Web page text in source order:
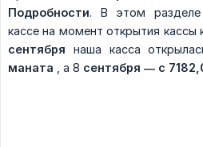
Подробности. В этом
кассе на момент открытия кассы
сентября наша касса
маната , а 8 сентября — с